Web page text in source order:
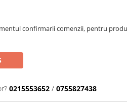
confirmarii comenzii, pentru
0215553652 / 0755827438